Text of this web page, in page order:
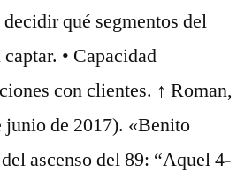
decidir qué segmentos del
• Capacidad
con clientes. ↑ Roman,
junio de 2017). «Benito
ascenso del 89: “Aquel 4-